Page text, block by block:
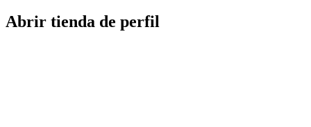
Abrir tienda de perfil